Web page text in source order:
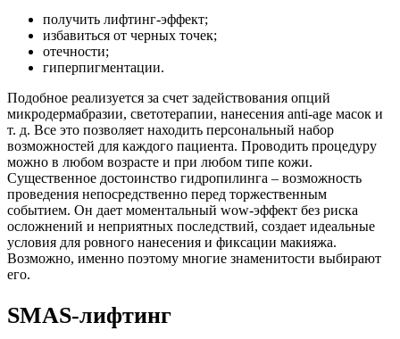
получить лифтинг-эффект;
избавиться от черных точек;
отечности;
гиперпигментации.
Подобное реализуется за счет задействования опций
микродермабразии, светотерапии, нанесения anti-age масок и
т. д. Все это позволяет находить персональный набор
возможностей для каждого пациента. Проводить процедуру
можно в любом возрасте и при любом типе кожи.
Существенное достоинство гидропилинга – возможность
проведения непосредственно перед торжественным
событием. Он дает моментальный wow-эффект без риска
осложнений и неприятных последствий, создает идеальные
условия для ровного нанесения и фиксации макияжа.
Возможно, именно поэтому многие знаменитости выбирают
его.
SMAS-лифтинг